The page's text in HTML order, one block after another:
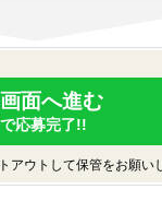
面へ進む
応募完了!!
ウトして保管をお願い